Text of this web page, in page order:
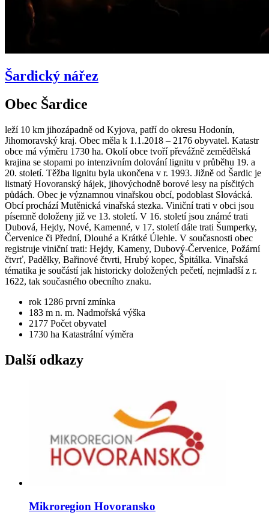
Šardický nářez
Obec Šardice
leží 10 km jihozápadně od Kyjova, patří do okresu Hodonín,
Jihomoravský kraj. Obec měla k 1.1.2018 – 2176 obyvatel. Katastr
obce má výměru 1730 ha. Okolí obce tvoří převážně zemědělská
krajina se stopami po intenzivním dolování lignitu v průběhu 19. a
20. století. Těžba lignitu byla ukončena v r. 1993. Jižně od Šardic je
listnatý Hovoranský hájek, jihovýchodně borové lesy na písčitých
půdách. Obec je významnou vinařskou obcí, podoblast Slovácká.
Obcí prochází Mutěnická vinařská stezka. Viniční trati v obci jsou
písemně doloženy již ve 13. století. V 16. století jsou známé trati
Dubová, Hejdy, Nové, Kamenné, v 17. století dále trati Šumperky,
Červenice či Přední, Dlouhé a Krátké Úlehle. V současnosti obec
registruje viniční trati: Hejdy, Kameny, Dubový-Červenice, Požární
čtvrť, Padělky, Bařinové čtvrti, Hrubý kopec, Špitálka. Vinařská
tématika je součástí jak historicky doložených pečetí, nejmladší z r.
1622, tak současného obecního znaku.
rok 1286 první zmínka
183 m n. m. Nadmořská výška
2177 Počet obyvatel
1730 ha Katastrální výměra
Další odkazy
Mikroregion Hovoransko